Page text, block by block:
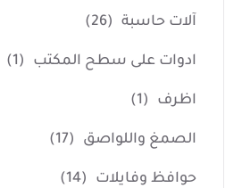
آلات حاسبة (26)
ادوات على سطح المكتب (1)
اظرف (1)
الصمغ واللواصق (17)
حوافظ وفايلات (14)